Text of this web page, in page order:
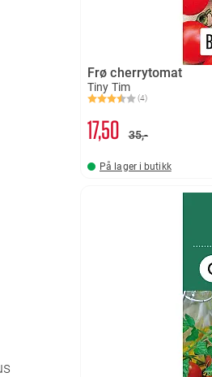
Frø cherrytomat
Tiny Tim
Karakter:
(4)
3.5 av 5 mulige
1750 35,-
På lager i butikk